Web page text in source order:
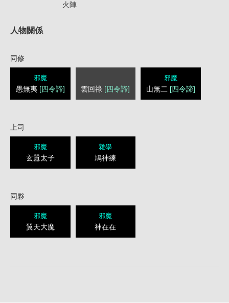
火陣
人物關係
同修
邪魔
愚無夷 [四令諦] 雲回祿 [四令諦]
邪魔
山無二 [四令諦]
上司
邪魔
玄囂太子
雜學
鳩神練
同夥
邪魔
翼天大魔
邪魔
神在在